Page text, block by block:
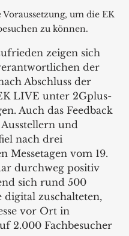
Voraussetzung, um die EK
zu können.
zeigen sich
der
Abschluss der
LIVE unter 2Gplus-
Auch das Feedback
und
nach drei
Messetagen vom 19.
durchweg positiv
sich rund 500
digital zuschalteten,
vor Ort in
2.000 Fachbesucher